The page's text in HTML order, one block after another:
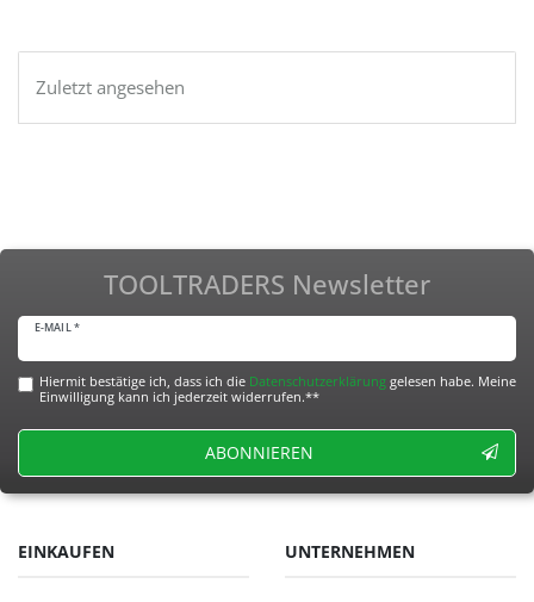
Zuletzt angesehen
TOOLTRADERS Newsletter
E-MAIL *
Hiermit bestätige ich, dass ich die Daten­schutz­erklärunggelesen habe. Meine
Einwilligung kann ich jederzeit widerrufen.**
ABONNIEREN
EINKAUFEN UNTERNEHMEN